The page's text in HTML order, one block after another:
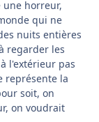
une horreur,
qui ne
nuits entières
regarder les
l'extérieur pas
représente la
soit, on
on voudrait